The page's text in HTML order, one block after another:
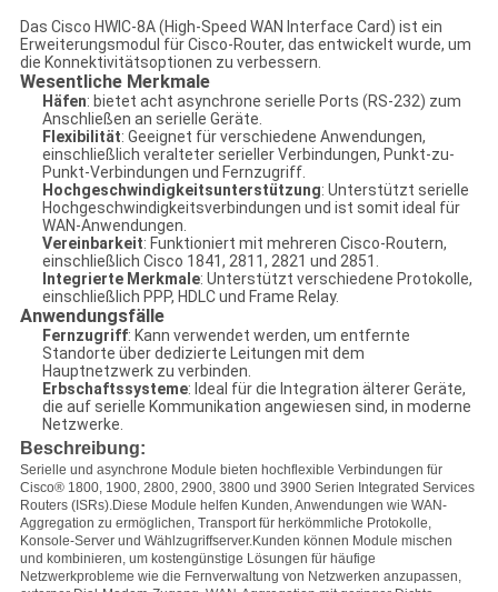
Das Cisco HWIC-8A (High-Speed WAN Interface Card) ist ein
Erweiterungsmodul für Cisco-Router, das entwickelt wurde, um
die Konnektivitätsoptionen zu verbessern.
Wesentliche Merkmale
Häfen: bietet acht asynchrone serielle Ports (RS-232) zum
Anschließen an serielle Geräte.
Flexibilität: Geeignet für verschiedene Anwendungen,
einschließlich veralteter serieller Verbindungen, Punkt-zu-
Punkt-Verbindungen und Fernzugriff.
Hochgeschwindigkeitsunterstützung: Unterstützt serielle
Hochgeschwindigkeitsverbindungen und ist somit ideal für
WAN-Anwendungen.
Vereinbarkeit: Funktioniert mit mehreren Cisco-Routern,
einschließlich Cisco 1841, 2811, 2821 und 2851.
Integrierte Merkmale: Unterstützt verschiedene Protokolle,
einschließlich PPP, HDLC und Frame Relay.
Anwendungsfälle
Fernzugriff: Kann verwendet werden, um entfernte
Standorte über dedizierte Leitungen mit dem
Hauptnetzwerk zu verbinden.
Erbschaftssysteme: Ideal für die Integration älterer Geräte,
die auf serielle Kommunikation angewiesen sind, in moderne
Netzwerke.
Beschreibung:
Serielle und asynchrone Module bieten hochflexible Verbindungen für
Cisco® 1800, 1900, 2800, 2900, 3800 und 3900 Serien Integrated Services
Routers (ISRs).Diese Module helfen Kunden, Anwendungen wie WAN-
Aggregation zu ermöglichen, Transport für herkömmliche Protokolle,
Konsole-Server und Wählzugriffserver.Kunden können Module mischen
und kombinieren, um kostengünstige Lösungen für häufige
Netzwerkprobleme wie die Fernverwaltung von Netzwerken anzupassen,